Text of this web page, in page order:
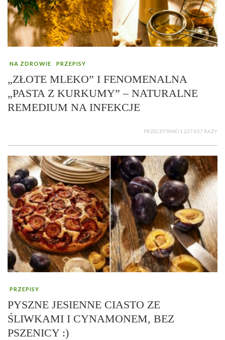
NA ZDROWIE PRZEPISY
„ZŁOTE MLEKO” I FENOMENALNA
„PASTA Z KURKUMY” – NATURALNE
REMEDIUM NA INFEKCJE
PRZECZYTANO 1 227 657 RAZY
PRZEPISY
PYSZNE JESIENNE CIASTO ZE
ŚLIWKAMI I CYNAMONEM, BEZ
PSZENICY :)